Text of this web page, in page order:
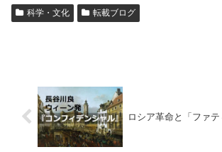
科学・文化 転載ブログ
ロシア革命と「ファテ